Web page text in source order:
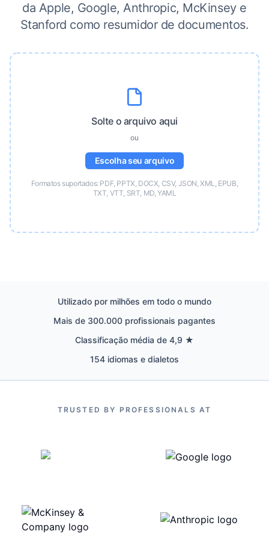
da Apple, Google, Anthropic, McKinsey e
Stanford como resumidor de documentos.
Solte o arquivo aqui
ou
Escolha seu arquivo
Formatos suportados: PDF, PPTX, DOCX, CSV, JSON, XML, EPUB,
TXT, VTT, SRT, MD, YAML
Utilizado por milhões em todo o mundo
Mais de 300.000 profissionais pagantes
Classificação média de 4,9 ★
154 idiomas e dialetos
TRUSTED BY PROFESSIONALS AT